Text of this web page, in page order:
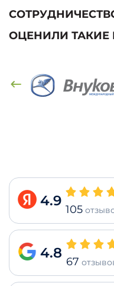
ОЦЕНИЛИ ТАКИЕ
4.9
105
4.8
67